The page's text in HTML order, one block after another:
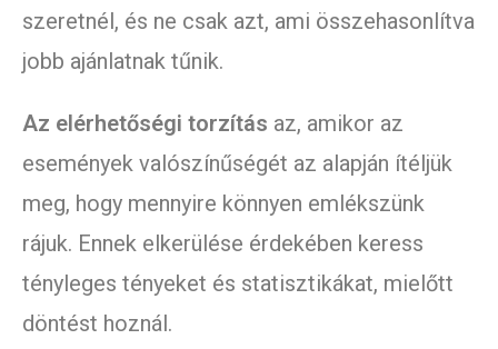
szeretnél, és ne csak azt, ami összehasonlítva
jobb ajánlatnak tűnik.
Az elérhetőségi torzítás az, amikor az
események valószínűségét az alapján ítéljük
meg, hogy mennyire könnyen emlékszünk
rájuk. Ennek elkerülése érdekében keress
tényleges tényeket és statisztikákat, mielőtt
döntést hoznál.